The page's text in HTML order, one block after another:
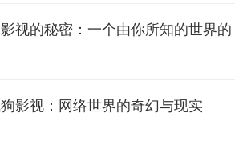
视的秘密：一个由你所知的世界的
影视：网络世界的奇幻与现实